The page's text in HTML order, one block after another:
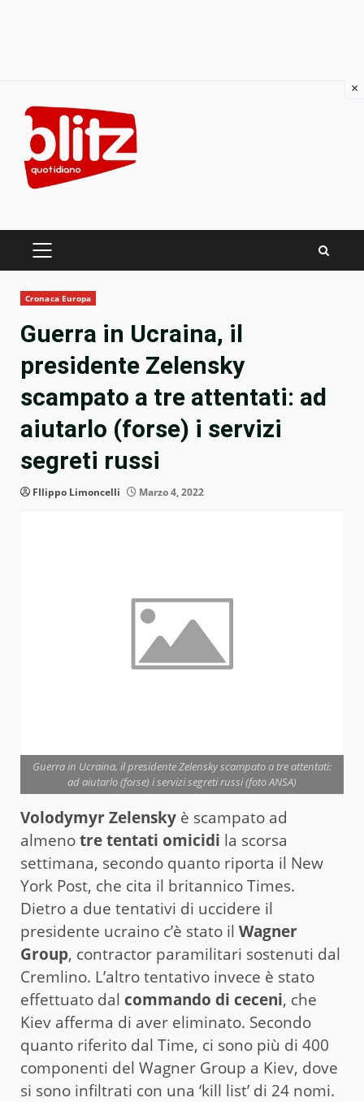
content
PRIMARY
Cronaca Europa
Guerra in Ucraina, il
presidente Zelensky
scampato a tre attentati: ad
aiutarlo (forse) i servizi
segreti russi
FIlippo Limoncelli Marzo 4, 2022
Guerra in Ucraina, il presidente Zelensky scampato a tre attentati:
ad aiutarlo (forse) i servizi segreti russi (foto ANSA)
Volodymyr Zelensky è scampato ad
almenotre tentati omicidi la scorsa
settimana, secondo quanto riporta il New
York Post, che cita il britannico Times.
Dietro a due tentativi di uccidere il
presidente ucraino c’è stato il Wagner
Group, contractor paramilitari sostenuti dal
Cremlino. L’altro tentativo invece è stato
effettuato dal commando di ceceni, che
Kiev afferma di aver eliminato. Secondo
quanto riferito dal Time, ci sono più di 400
componenti del Wagner Group a Kiev, dove
si sono infiltrati con una ‘kill list’ di 24 nomi.
×